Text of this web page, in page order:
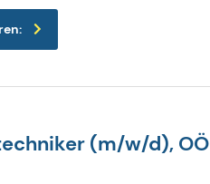
(m/w/d), OÖ